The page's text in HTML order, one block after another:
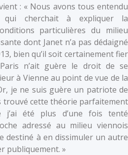
: « Nous avons tous entendu
cherchait à expliquer la
particulières du milieu
dont Janet n’a pas dédaigné
bien qu’il soit certainement fier
n’ait guère le droit de se
à Vienne au point de vue de la
je ne suis guère un patriote de
trouvé cette théorie parfaitement
été plus d’une fois tenté
adressé au milieu viennois
destiné à en dissimuler un autre
publiquement. »